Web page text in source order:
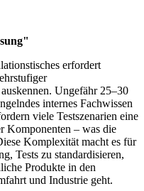
erfordert
Ungefähr 25–30
internes Fachwissen
viele Testszenarien eine
Komponenten – was die
Komplexität macht es für
Tests zu standardisieren,
Produkte in den
und Industrie geht.